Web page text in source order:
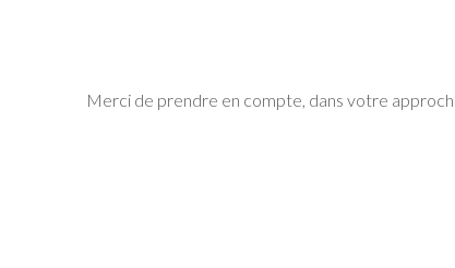
Merci de prendre en compte, dans votre